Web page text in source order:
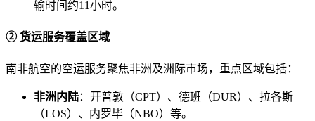
输时间约11小时。
② 货运服务覆盖区域
南非航空的空运服务聚焦非洲及洲际市场，重点区域包括：
非洲内陆：开普敦（CPT）、德班（DUR）、拉各斯
（LOS）、内罗毕（NBO）等。